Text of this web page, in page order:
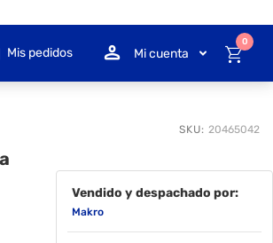
Mis pedidos Mi cuenta
0
SKU: 20465042
Vendido y despachado por:
Makro